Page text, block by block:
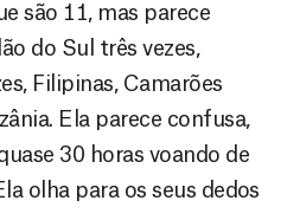
são 11, mas parece
do Sul três vezes,
Filipinas, Camarões
Ela parece confusa,
30 horas voando de
olha para os seus dedos